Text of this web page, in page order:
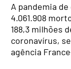
A pandemia
4.061.908
188,3 milhões
coronavírus,
agência